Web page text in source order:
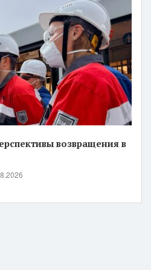
возвращения в